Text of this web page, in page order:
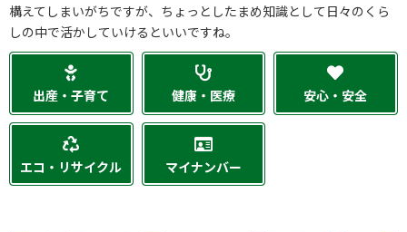
構えてしまいがちですが、ちょっとしたまめ知識として日々のくら
しの中で活かしていけるといいですね。
出産・子育て 健康・医療 安心・安全
エコ・リサイクル マイナンバー